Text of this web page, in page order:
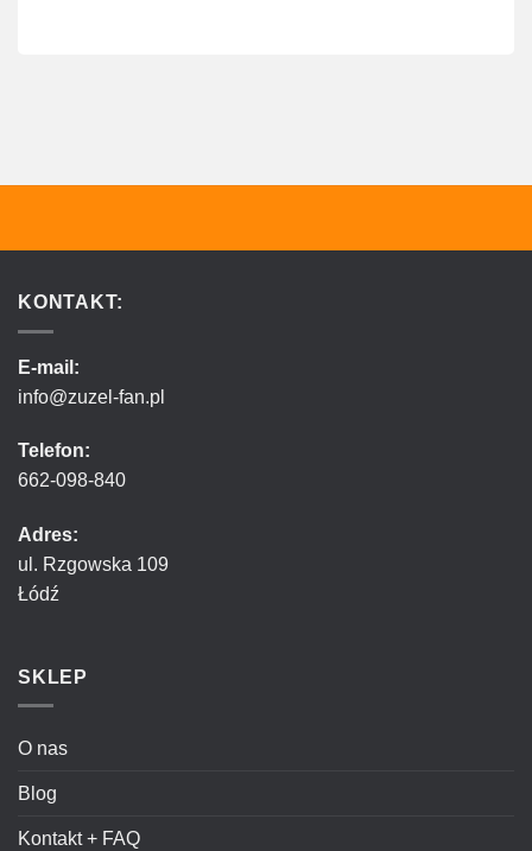
KONTAKT:
E-mail:
info@zuzel-fan.pl
Telefon:
662-098-840
Adres:
ul. Rzgowska 109
Łódź
SKLEP
O nas
Blog
Kontakt + FAQ